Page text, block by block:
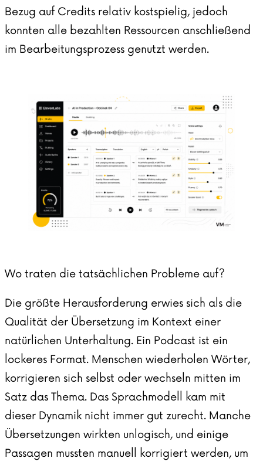
Bezug auf Credits relativ kostspielig, jedoch
konnten alle bezahlten Ressourcen anschließend
im Bearbeitungsprozess genutzt werden.
Wo traten die tatsächlichen Probleme auf?
Die größte Herausforderung erwies sich als die
Qualität der Übersetzung im Kontext einer
natürlichen Unterhaltung. Ein Podcast ist ein
lockeres Format. Menschen wiederholen Wörter,
korrigieren sich selbst oder wechseln mitten im
Satz das Thema. Das Sprachmodell kam mit
dieser Dynamik nicht immer gut zurecht. Manche
Übersetzungen wirkten unlogisch, und einige
Passagen mussten manuell korrigiert werden, um